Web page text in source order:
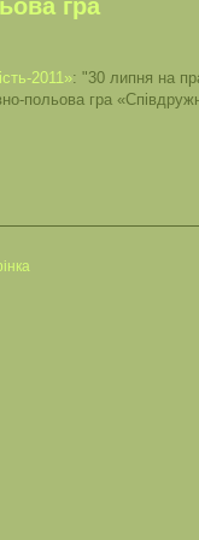
гра
2011»: "30 липня на
польова гра